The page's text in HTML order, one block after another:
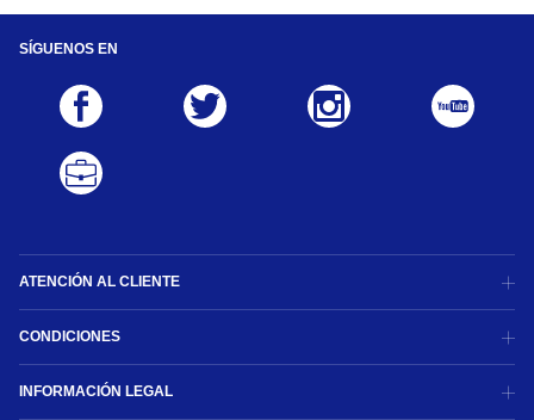
SÍGUENOS EN
ATENCIÓN AL CLIENTE
CONDICIONES
INFORMACIÓN LEGAL